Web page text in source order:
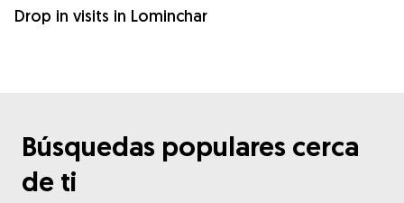
Drop in visits in Lominchar
Búsquedas populares cerca
de ti